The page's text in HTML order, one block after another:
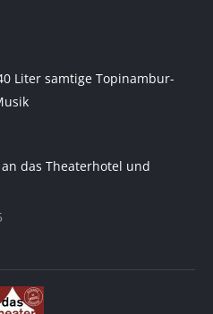
Liter samtige Topinambur-
das Theaterhotel und